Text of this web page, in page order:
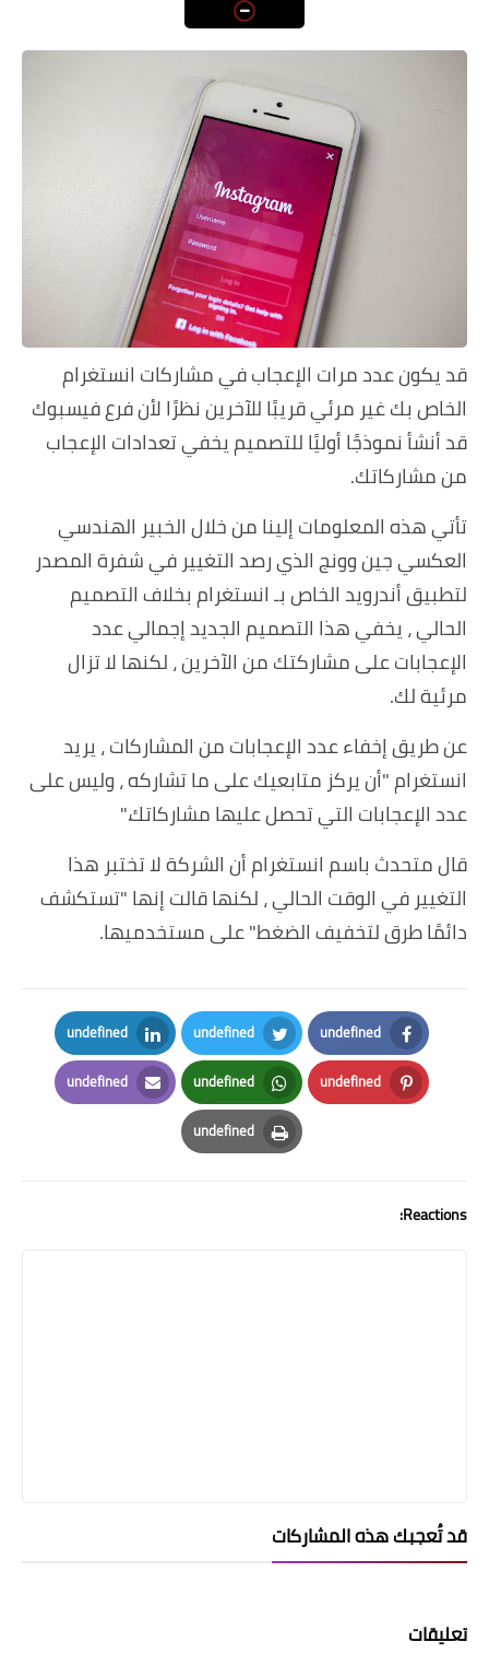
اسعار الهواتف
الكمبيوتر
هواوي
اجهزة جوجل
العامة
مركات الهواتف
قد يكون عدد مرات الإعجاب في مشاركات انستغرام
الخاص بك غير مرئي قريبًا للآخرين نظرًا لأن فرع فيسبوك
قد أنشأ نموذجًا أوليًا للتصميم يخفي تعدادات الإعجاب
من مشاركاتك.
تأتي هذه المعلومات إلينا من خلال الخبير الهندسي
العكسي جين وونج الذي رصد التغيير في شفرة المصدر
لتطبيق أندرويد الخاص بـ انستغرام بخلاف التصميم
الحالي ، يخفي هذا التصميم الجديد إجمالي عدد
الإعجابات على مشاركتك من الآخرين ، لكنها لا تزال
مرئية لك.
عن طريق إخفاء عدد الإعجابات من المشاركات ، يريد
انستغرام "أن يركز متابعيك على ما تشاركه ، وليس على
عدد الإعجابات التي تحصل عليها مشاركاتك."
قال متحدث باسم انستغرام أن الشركة لا تختبر هذا
التغيير في الوقت الحالي ، لكنها قالت إنها "تستكشف
دائمًا طرق لتخفيف الضغط" على مستخدميها.
undefined
Facebook
undefined
Twitter
undefined
LinkedIn
undefined
Pinterest
undefined
Whatsapp
undefined
Email
undefined
Print
Reactions:
قد تُعجبك هذه المشاركات
تعليقات